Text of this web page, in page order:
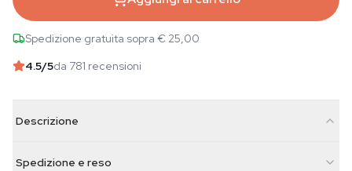
Spedizione gratuita sopra € 25,00
4.5/5da 781 recensioni
Descrizione
Spedizione e reso